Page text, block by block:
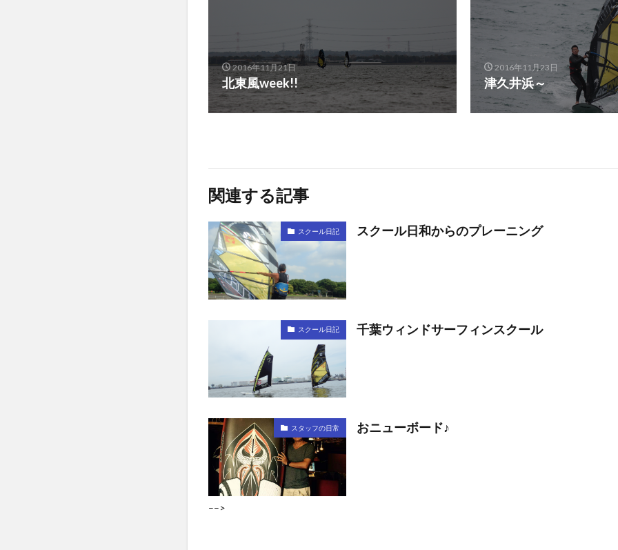
2016年11月21日
北東風week!!
2016年11月23日
津久井浜～
関連する記事
スクール日記 スクール日和からのプレーニング
スクール日記 千葉ウィンドサーフィンスクール
スタッフの日常 おニューボード♪
––>